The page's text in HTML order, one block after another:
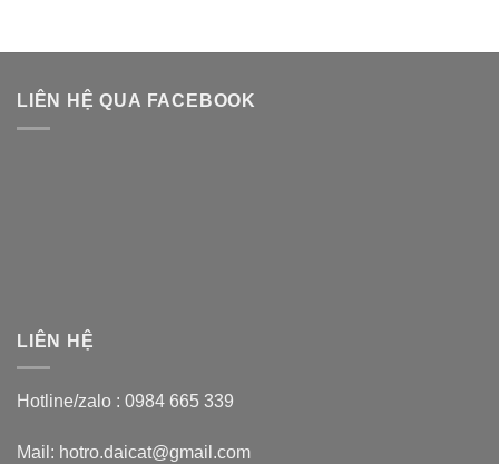
LIÊN HỆ QUA FACEBOOK
LIÊN HỆ
Hotline/zalo : 0984 665 339
Mail: hotro.daicat@gmail.com